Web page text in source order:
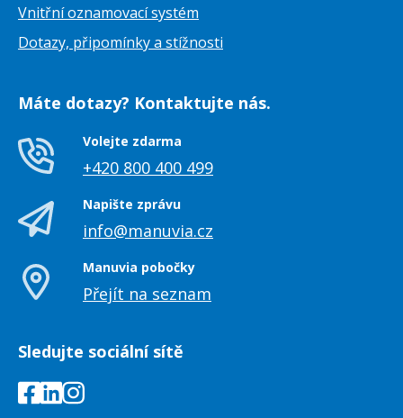
Vnitřní oznamovací systém
Dotazy, připomínky a stížnosti
Máte dotazy? Kontaktujte nás.
Volejte zdarma
+420 800 400 499
Napište zprávu
info@manuvia.cz
Manuvia pobočky
Přejít na seznam
Sledujte sociální sítě